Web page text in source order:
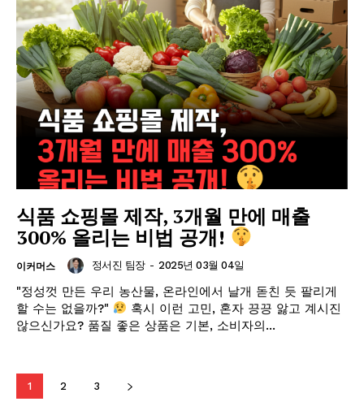
GB leader
식품 쇼핑몰 제작, 3개월 만에 매출
300% 올리는 비법 공개!
이커머스 정서진 팀장 - 2025년 03월 04일
"정성껏 만든 우리 농산물, 온라인에서 날개 돋친 듯 팔리게
할 수는 없을까?"
않으신가요? 품질 좋은 상품은 기본, 소비자의...
1 2 3